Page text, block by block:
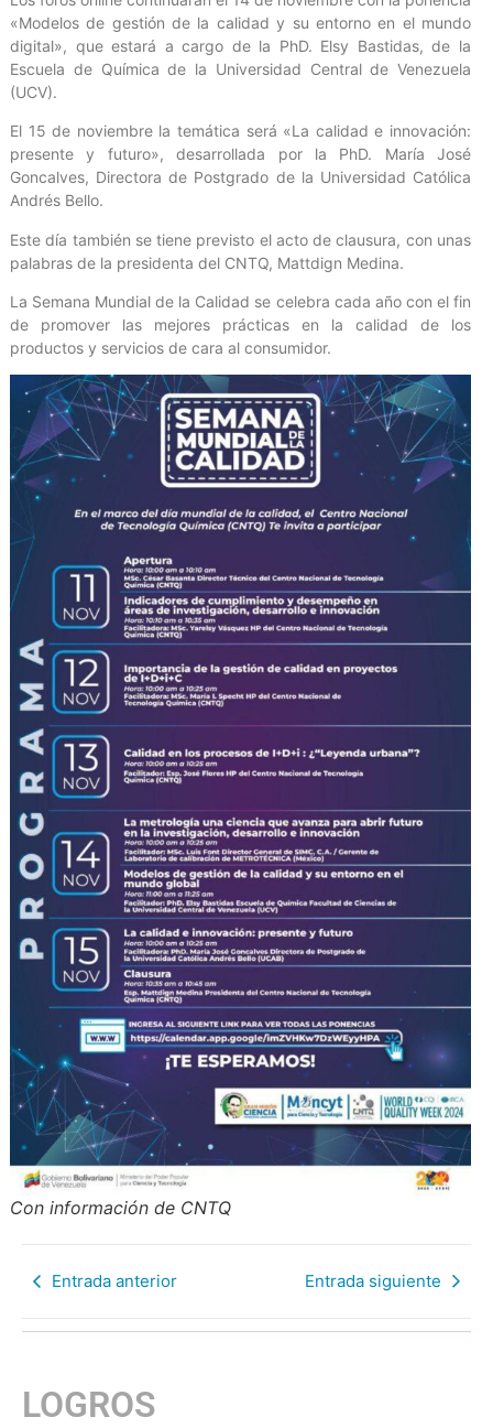
«Modelos de gestión de la calidad y su entorno en el mundo
digital», que estará a cargo de la PhD. Elsy Bastidas, de la
Escuela de Química de la Universidad Central de Venezuela
(UCV).
El 15 de noviembre la temática será «La calidad e innovación:
presente y futuro», desarrollada por la PhD. María José
Goncalves, Directora de Postgrado de la Universidad Católica
Andrés Bello.
Este día también se tiene previsto el acto de clausura, con unas
palabras de la presidenta del CNTQ, Mattdign Medina.
La Semana Mundial de la Calidad se celebra cada año con el fin
de promover las mejores prácticas en la calidad de los
productos y servicios de cara al consumidor.
Con información de CNTQ
Entrada anterior Entrada siguiente
LOGROS